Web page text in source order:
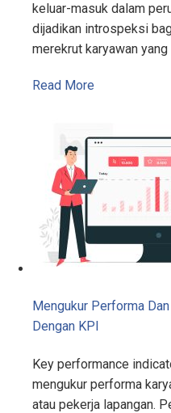
keluar-masuk dalam
dijadikan introspeksi
merekrut karyawan
Read More
Mengukur Performa
Dengan KPI
Key performance
mengukur performa
atau pekerja lapangan.